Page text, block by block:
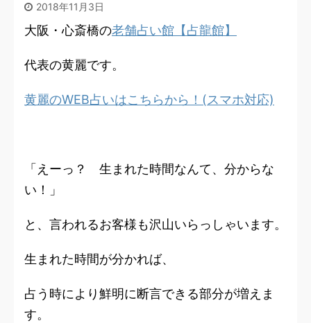
2018年11月3日
大阪・心斎橋の老舗占い館【占龍館】
代表の黄麗です。
黄麗のWEB占いはこちらから！(スマホ対応)
「えーっ？ 生まれた時間なんて、分からな
い！」
と、言われるお客様も沢山いらっしゃいます。
生まれた時間が分かれば、
占う時により鮮明に断言できる部分が増えま
す。